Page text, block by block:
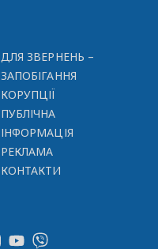
ДЛЯ ЗВЕРНЕНЬ –
ЗАПОБІГАННЯ
КОРУПЦІЇ
ПУБЛІЧНА
ІНФОРМАЦІЯ
РЕКЛАМА
КОНТАКТИ